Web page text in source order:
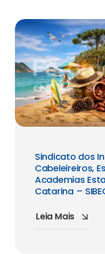
Sindicato dos
Cabeleireiros,
Academias
Catarina –
Leia Mais